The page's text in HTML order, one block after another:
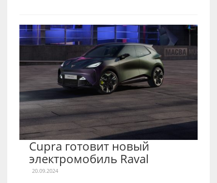
Cupra готовит новый
электромобиль Raval
20.09.2024